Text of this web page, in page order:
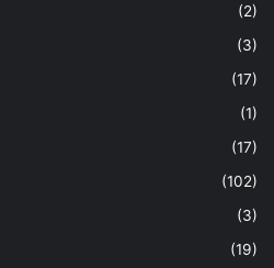
(2)
(3)
(17)
(1)
(17)
(102)
(3)
(19)